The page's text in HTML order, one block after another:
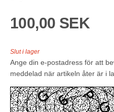
100,00 SEK
Slut i lager
Ange din e-postadress för att
meddelad när artikeln åter är i